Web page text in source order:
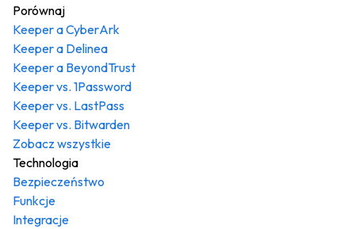
Porównaj
Keeper a CyberArk
Keeper a Delinea
Keeper a BeyondTrust
Keeper vs. 1Password
Keeper vs. LastPass
Keeper vs. Bitwarden
Zobacz wszystkie
Technologia
Bezpieczeństwo
Funkcje
Integracje